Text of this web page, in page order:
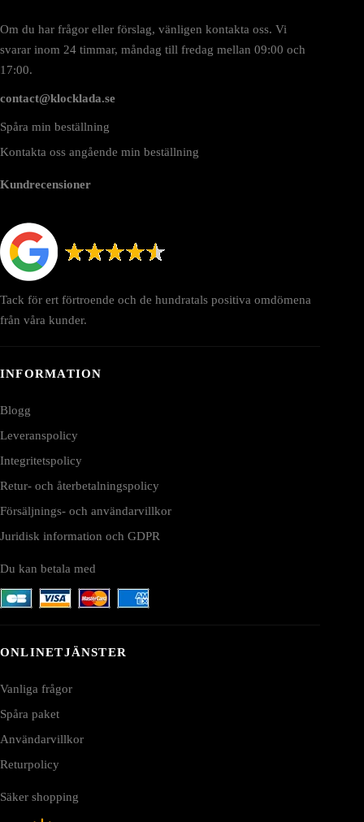
Om du har frågor eller förslag, vänligen kontakta oss. Vi
svarar inom 24 timmar, måndag till fredag mellan 09:00 och
17:00.
contact@klocklada.se
Spåra min beställning
Kontakta oss angående min beställning
Kundrecensioner
Tack för ert förtroende och de hundratals positiva omdömena
från våra kunder.
INFORMATION
Blogg
Leveranspolicy
Integritetspolicy
Retur- och återbetalningspolicy
Försäljnings- och användarvillkor
Juridisk information och GDPR
Du kan betala med
ONLINETJÄNSTER
Vanliga frågor
Spåra paket
Användarvillkor
Returpolicy
Säker shopping